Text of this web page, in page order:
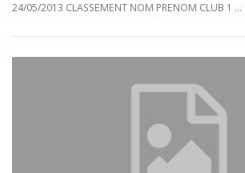
24/05/2013 CLASSEMENT NOM PRENOM CLUB 1 …